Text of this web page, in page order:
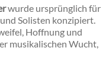
wurde ursprünglich für
Solisten konzipiert.
Hoffnung und
musikalischen Wucht,